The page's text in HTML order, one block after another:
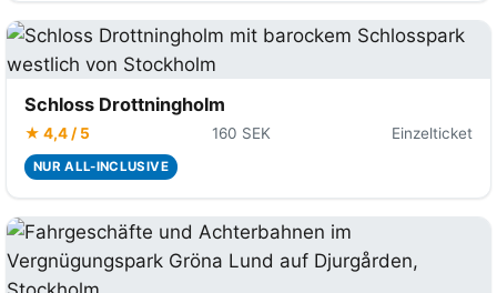
Schloss Drottningholm
★ 4,4 / 5 160 SEK Einzelticket
NUR ALL-INCLUSIVE